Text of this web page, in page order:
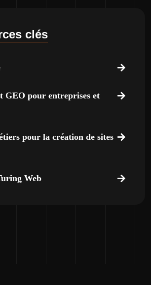
clés
GEO pour entreprises et
pour la création de sites
Web